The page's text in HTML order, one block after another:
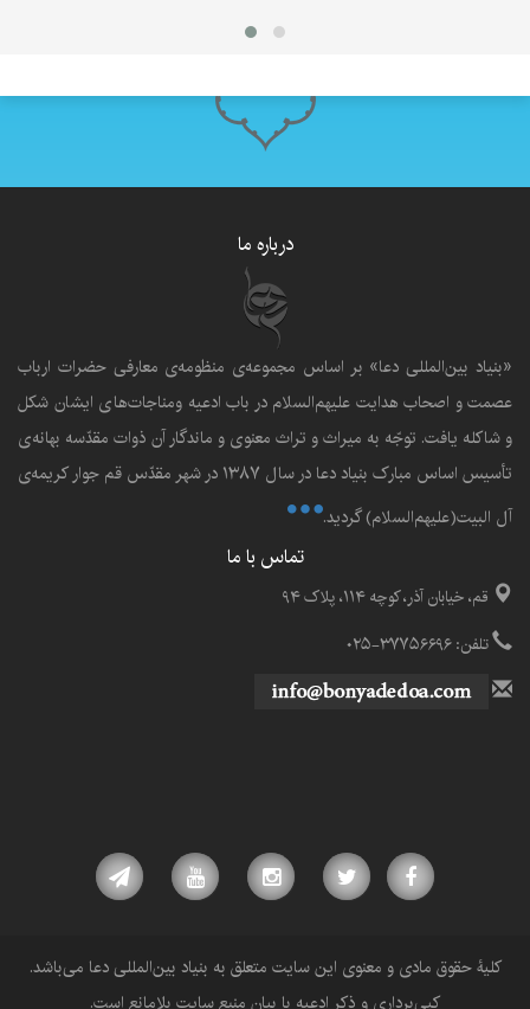
درباره ما
«بنياد بين‌المللى دعا» بر اساس مجموعه‌ی منظومه‌ی معارفى حضرات ارباب
عصمت و اصحاب هدايت عليهم‌السلام در باب ادعيه ومناجات‌هاى ايشان شکل
و شاکله يافت. توجّه به ميراث و تراث معنوى و ماندگار آن ذوات مقدّسه بهانه‌ى
تأسيس اساس مبارک بنياد دعا در سال ۱۳۸۷ در شهر مقدّس قم جوار کريمه‌ی
آل البيت(علیهم‌السلام) گرديد.
تماس با ما
قم، خیابان آذر، کوچه ۱۱۴، پلاک ۹۴
تلفن: ۳۷۷۵۶۶۹۶-۰۲۵
کلیۀ حقوق مادی و معنوی این سایت متعلق به بنیاد بین‌المللی دعا می‌باشد.